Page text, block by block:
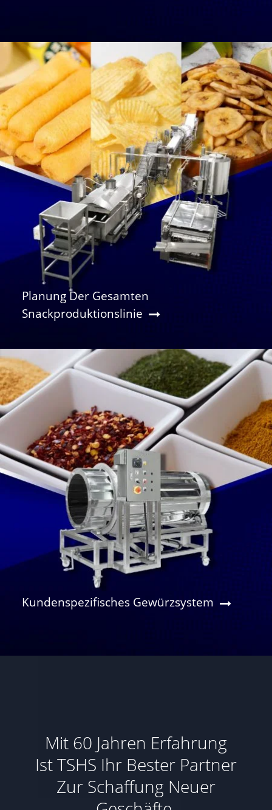
Planung Der Gesamten
Snackproduktionslinie
Kundenspezifisches Gewürzsystem
Mit 60 Jahren Erfahrung
Ist TSHS Ihr Bester Partner
Zur Schaffung Neuer